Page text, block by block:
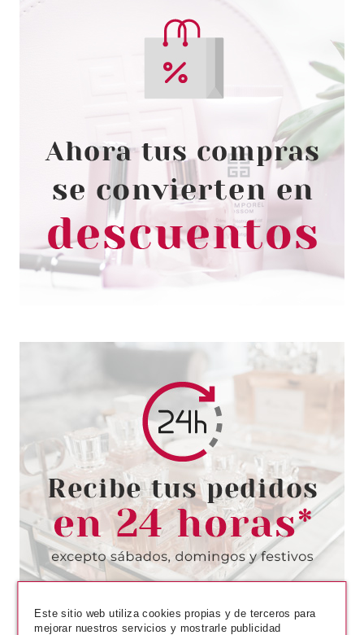
CATRICE
CATRICE DELINADOR OJOS
CALLIGRAPH ARTIST MATTE
LINER 080
Pvr 3.99€
-17%
desde
3.30€
CATRICE
CATRICE KOHL KAJAL LAPIZ DE
OJOS 010 NEGRO 1.2 G
Pvr 2.29€
-21%
desde
1.80€
Este sitio web utiliza cookies propias y de terceros para
mejorar nuestros servicios y mostrarle publicidad